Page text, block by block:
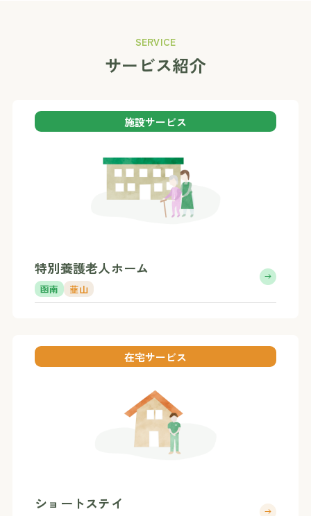
SERVICE
サービス紹介
施設サービス
特別養護老人ホーム
函南 韮山
在宅サービス
ショートステイ